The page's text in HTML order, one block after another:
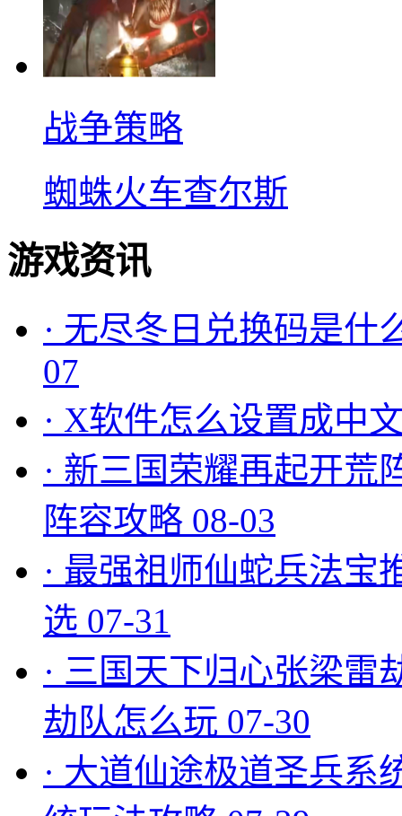
战争策略
蜘蛛火车查尔斯
游戏资讯
· 无尽冬日兑换码是什
07
· X软件怎么设置成中
· 新三国荣耀再起开荒
阵容攻略 08-03
· 最强祖师仙蛇兵法宝
选 07-31
· 三国天下归心张梁雷
劫队怎么玩 07-30
· 大道仙途极道圣兵系